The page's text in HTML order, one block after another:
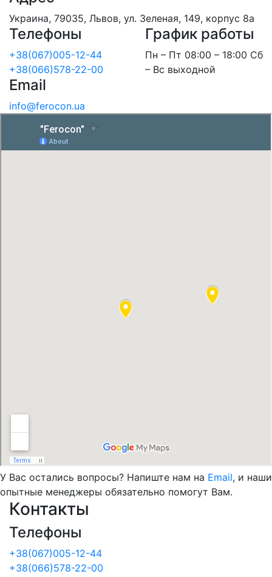
Украина, 79035, Львов, ул. Зеленая, 149, корпус 8а
Телефоны
+38(067)005-12-44
+38(066)578-22-00
График работы
Пн – Пт 08:00 – 18:00 Сб
– Вс выходной
Email
info@ferocon.ua
У Вас остались вопросы? Напиште нам на Email, и наши
опытные менеджеры обязательно помогут Вам.
Контакты
Телефоны
+38(067)005-12-44
+38(066)578-22-00